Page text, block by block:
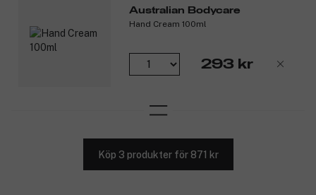
Australian Bodycare
Hand Cream 100ml
293 kr
Köp 3 produkter för 871 kr